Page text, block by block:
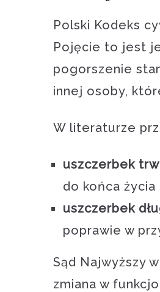
Polski Kodeks
Pojęcie to jest
pogorszenie
innej osoby,
W literaturze
uszczerbek
do końca
uszczerbek
poprawie w
Sąd Najwyższy
zmiana w